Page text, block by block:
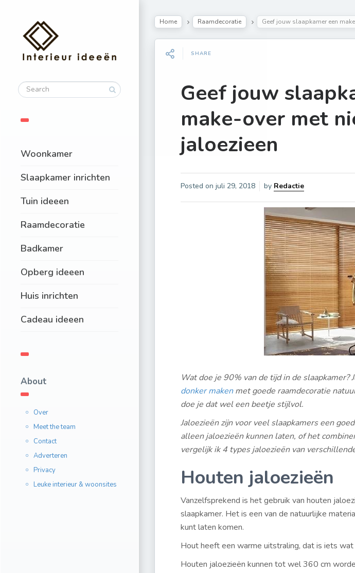
Woonkamer
Slaapkamer inrichten
Tuin ideeen
Raamdecoratie
Badkamer
Opberg ideeen
Huis inrichten
Cadeau ideeen
About
Over
Meet the team
Contact
Adverteren
Privacy
Leuke interieur & woonsites
Home Raamdecoratie Geef jouw slaapkamer een
SHARE
Geef jouw
make-over met
jaloezieen
Posted on juli 29, 2018 by Redactie
Wat doe je 90% van de tijd in de slaapkamer?
donker makenmet goede raamdecoratie
doe je dat wel een beetje stijlvol.
Jaloezieën zijn voor veel slaapkamers een
alleen jaloezieën kunnen laten, of het
vergelijk ik 4 types jaloezieën van
Houten jaloezieën
Vanzelfsprekend is het gebruik van houten
slaapkamer. Het is een van de natuurlijke
kunt laten komen.
Hout heeft een warme uitstraling, dat is iets
Houten jaloezieën kunnen tot wel 360 cm